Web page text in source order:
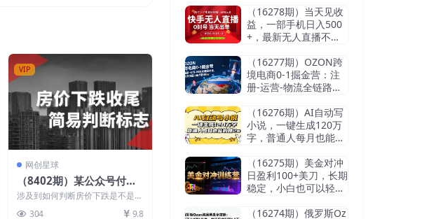
VIP
网创星球
（8402期）某公众号付费
文章《房价下跌收尾-简易
涉及到如何判断房价下跌是不是到
304 9.8
（16278期）当天见收
益，一部手机日入500
+，最新无人直播不违
（16277期）OZON跨
境电商0-1掘金营：注
册-运营-物流全链路体
收8w
（16276期）AI自动写
小说，一键生成120万
字，普通人每月也能躺
（16275期）美金对冲
日盈利100+美刀，长期
稳定，小白也可以轻松
（16274期）俄罗斯Oz